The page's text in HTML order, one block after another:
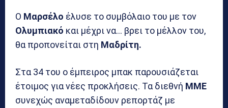
Ο Μαρσέλο έλυσε το συμβόλαιο του με τον
Ολυμπιακό και μέχρι να… βρει το μέλλον του,
θα προπονείται στη Μαδρίτη.
Στα 34 του ο έμπειρος μπακ παρουσιάζεται
έτοιμος για νέες προκλήσεις. Τα διεθνή ΜΜΕ
συνεχώς αναμεταδίδουν ρεπορτάζ με